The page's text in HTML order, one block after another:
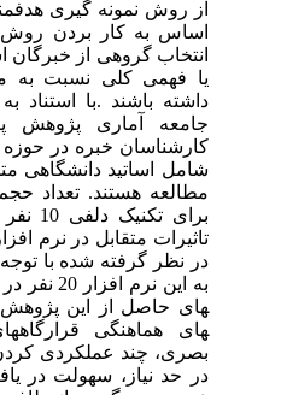
از روش نمونه گیری
اساس به کار بردن روش
انتخاب گروهی از
یا فهمی کلی نسبت به
داشته باشند .با استناد
جامعه آماری پژوهش
کارشناسان خبره در
شامل اساتید دانشگاهی
مطالعه هستند. تعداد
برای
تاثیرات متقابل در نرم
در نظر گرفته شده با
به این نرم
های حاصل از این پژوهش
های هماهنگی
بصری، چند عملکردی
در حد نیاز، سهولت در